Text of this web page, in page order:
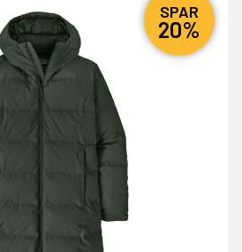
SPAR
20%